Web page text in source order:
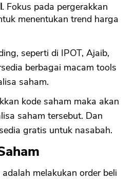
. Fokus pada pergerakkan
menentukan trend harga
seperti di IPOT, Ajaib,
berbagai macam tools
saham.
kode saham maka akan
saham tersebut. Dan
gratis untuk nasabah.
melakukan order beli